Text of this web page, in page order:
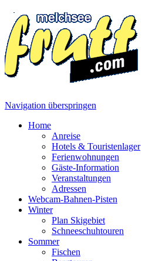
Navigation überspringen
Home
Anreise
Hotels & Touristenlager
Ferienwohnungen
Gäste-Information
Veranstaltungen
Adressen
Webcam-Bahnen-Pisten
Winter
Plan Skigebiet
Schneeschuhtouren
Sommer
Fischen